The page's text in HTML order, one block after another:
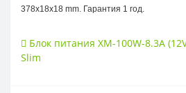
378x18x18 mm. Гарантия 1 год.
Блок питания XM-100W-8.3A
Slim